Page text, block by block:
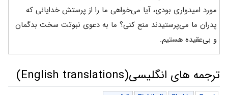
مورد امیدواری بودی، آیا می‌خواهی ما را از پرستش خدایانی که
پدران ما می‌پرستیدند منع کنی؟ ما به دعوی نبوتت سخت بدگمان
و بی‌عقیده هستیم.
ترجمه های انگلیسی(English translations)